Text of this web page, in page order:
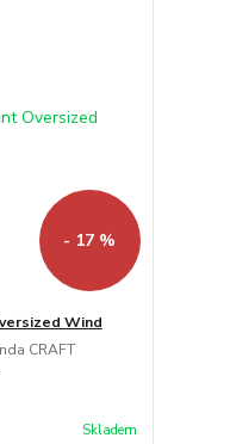
- 17 %
Wind
CRAFT
Skladem